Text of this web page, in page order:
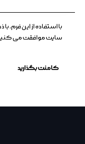
با استفاده از این فرم،
سایت موافقت می